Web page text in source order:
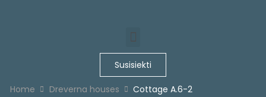
Susisiekti
Home Dreverna houses
Cottage A.6-2